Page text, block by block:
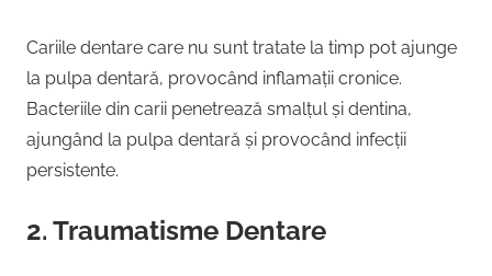
Cariile dentare care nu sunt tratate la timp pot ajunge
la pulpa dentară, provocând inflamații cronice.
Bacteriile din carii penetrează smalțul și dentina,
ajungând la pulpa dentară și provocând infecții
persistente.
2. Traumatisme Dentare